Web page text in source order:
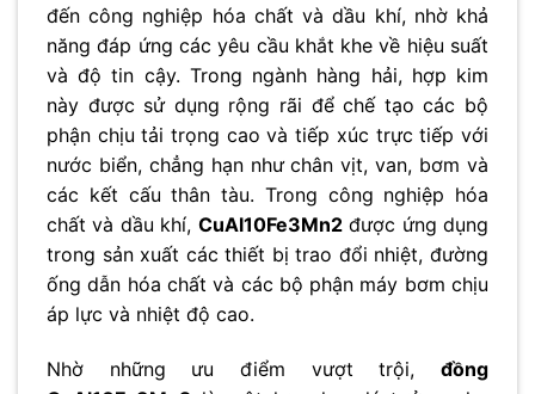
đến công nghiệp hóa chất và dầu khí, nhờ khả
năng đáp ứng các yêu cầu khắt khe về hiệu suất
và độ tin cậy. Trong ngành hàng hải, hợp kim
này được sử dụng rộng rãi để chế tạo các bộ
phận chịu tải trọng cao và tiếp xúc trực tiếp với
nước biển, chẳng hạn như chân vịt, van, bơm và
các kết cấu thân tàu. Trong công nghiệp hóa
chất và dầu khí, CuAl10Fe3Mn2được ứng dụng
trong sản xuất các thiết bị trao đổi nhiệt, đường
ống dẫn hóa chất và các bộ phận máy bơm chịu
áp lực và nhiệt độ cao.
Nhờ những ưu điểm vượt trội, đồng